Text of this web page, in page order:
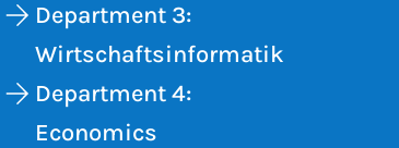
Department 3:
Wirtschaftsinformatik
Department 4:
Economics